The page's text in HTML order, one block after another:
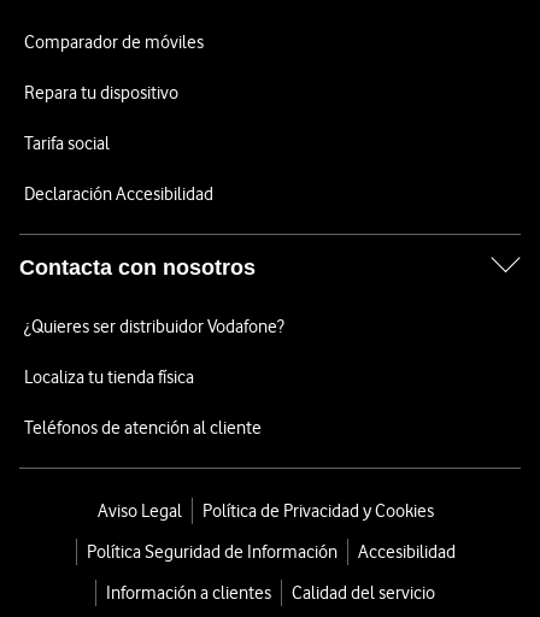
Comparador de móviles
Repara tu dispositivo
Tarifa social
Declaración Accesibilidad
Contacta con nosotros
¿Quieres ser distribuidor Vodafone?
Localiza tu tienda física
Teléfonos de atención al cliente
Aviso Legal
Política de Privacidad y Cookies
Política Seguridad de Información
Accesibilidad
Información a clientes
Calidad del servicio